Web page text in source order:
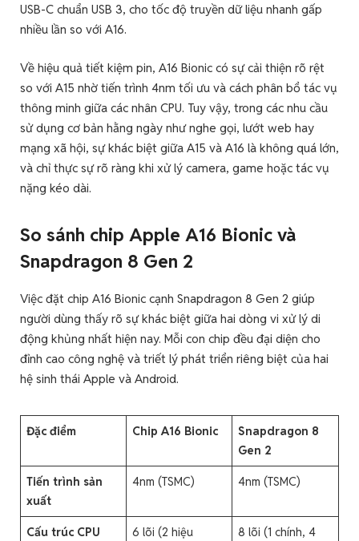
USB-C chuẩn USB 3, cho tốc độ truyền dữ liệu nhanh gấp
nhiều lần so với A16.
Về hiệu quả tiết kiệm pin, A16 Bionic có sự cải thiện rõ rệt
so với A15 nhờ tiến trình 4nm tối ưu và cách phân bổ tác vụ
thông minh giữa các nhân CPU. Tuy vậy, trong các nhu cầu
sử dụng cơ bản hằng ngày như nghe gọi, lướt web hay
mạng xã hội, sự khác biệt giữa A15 và A16 là không quá lớn,
và chỉ thực sự rõ ràng khi xử lý camera, game hoặc tác vụ
nặng kéo dài.
So sánh chip Apple A16 Bionic và
Snapdragon 8 Gen 2
Việc đặt chip A16 Bionic cạnh Snapdragon 8 Gen 2 giúp
người dùng thấy rõ sự khác biệt giữa hai dòng vi xử lý di
động khủng nhất hiện nay. Mỗi con chip đều đại diện cho
đỉnh cao công nghệ và triết lý phát triển riêng biệt của hai
hệ sinh thái Apple và Android.
Đặc điểm Chip A16 Bionic
Snapdragon 8
Gen 2
Tiến trình sản
xuất
4nm (TSMC) 4nm (TSMC)
Cấu trúc CPU
6 lõi (2 hiệu
8 lõi (1 chính, 4